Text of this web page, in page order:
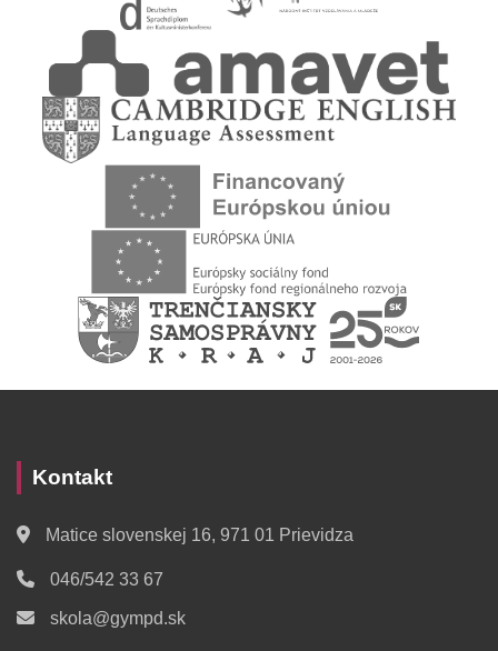
Kontakt
Matice slovenskej 16, 971 01 Prievidza
046/542 33 67
skola@gympd.sk